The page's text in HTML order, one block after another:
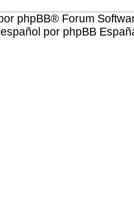
phpBB® Forum
por phpBB